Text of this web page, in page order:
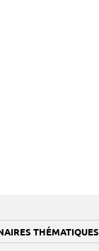
THÉMATIQUES